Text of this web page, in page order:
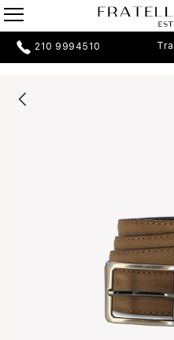
210 9994510